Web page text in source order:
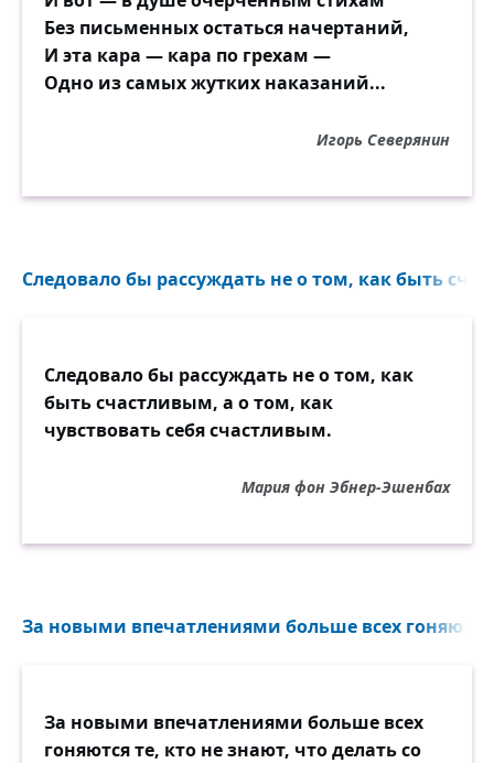
Без письменных остаться начертаний,
И эта кара — кара по грехам —
Одно из самых жутких наказаний...
Игорь Северянин
Следовало бы рассуждать не о том, как быть
Следовало бы рассуждать не о том, как
быть счастливым, а о том, как
чувствовать себя счастливым.
Мария фон Эбнер-Эшенбах
За новыми впечатлениями больше всех гоняются
За новыми впечатлениями больше всех
гоняются те, кто не знают, что делать со